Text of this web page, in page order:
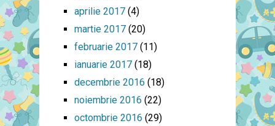
aprilie 2017(4)
martie 2017(20)
februarie 2017(11)
ianuarie 2017(18)
decembrie 2016 (18)
noiembrie 2016 (22)
octombrie 2016 (29)